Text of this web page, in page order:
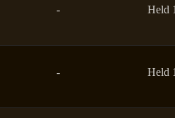
- Held
- Held